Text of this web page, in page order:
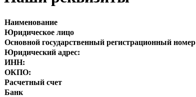
Наименование
Юридическое лицо
Основной государственный регистрационный номер
Юридический адрес:
ИНН:
ОКПО:
Расчетный счет
Банк